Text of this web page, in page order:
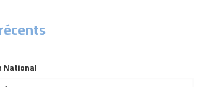
National